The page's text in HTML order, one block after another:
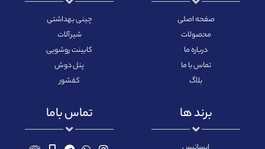
صفحه اصلی
محصولات
درباره ما
تماس با ما
بلاگ
چینی بهداشتی
شیرآلات
کابینت روشویی
پنل دوش
کفشور
برند ها تماس باما